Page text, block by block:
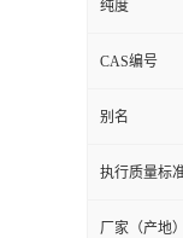
纯度
CAS编号
别名
执行质量标
厂家（产地）